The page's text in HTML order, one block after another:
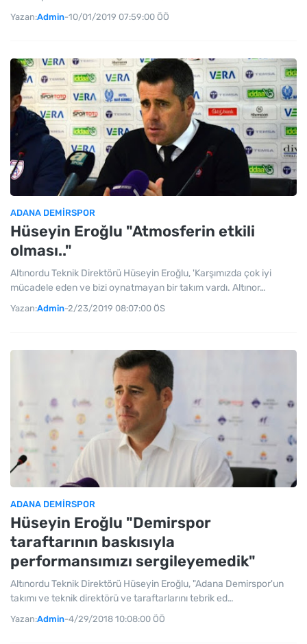
Yazan:Admin-10/01/2019 07:59:00 ÖÖ
ADANA DEMIRSPOR
Hüseyin Eroğlu "Atmosferin etkili
olması.."
Altınordu Teknik Direktörü Hüseyin Eroğlu, 'Karşımızda çok iyi
mücadele eden ve bizi oynatmayan bir takım vardı. Altınor…
Yazan:Admin-2/23/2019 08:07:00 ÖS
ADANA DEMIRSPOR
Hüseyin Eroğlu "Demirspor
taraftarının baskısıyla
performansımızı sergileyemedik"
Altınordu Teknik Direktörü Hüseyin Eroğlu, "Adana Demirspor'un
takımı ve teknik direktörü ve taraftarlarını tebrik ed…
Yazan:Admin-4/29/2018 10:08:00 ÖÖ